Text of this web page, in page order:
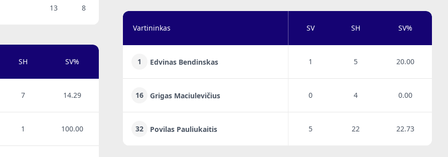
13 8
SH SV%
7 14.29
1 100.00
Vartininkas SV SH SV%
1 Edvinas Bendinskas 1 5 20.00
16 Grigas Maciulevičius 0 4 0.00
32 Povilas Pauliukaitis 5 22 22.73